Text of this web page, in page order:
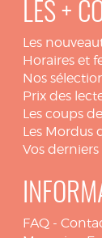
LES +
Les
Horaires et
Nos
Prix des
Les coups
Les Mordus
Vos
FAQ -